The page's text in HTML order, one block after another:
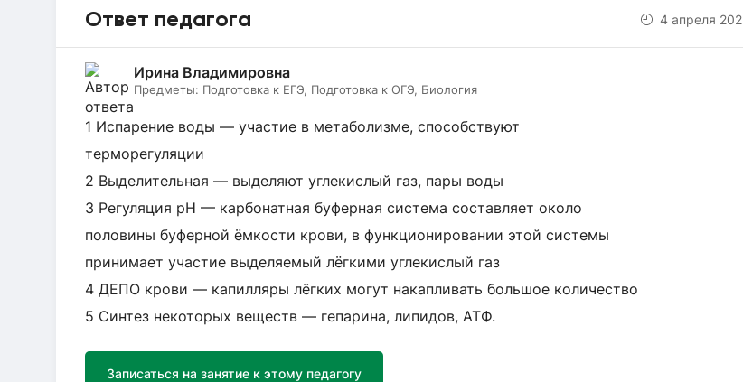
Ответ педагога 4 апреля
Ирина Владимировна
Предметы: Подготовка к ЕГЭ, Подготовка к ОГЭ, Биология
1 Испарение воды — участие в метаболизме, способствуют
терморегуляции
2 Выделительная — выделяют углекислый газ, пары воды
3 Регуляция pH — карбонатная буферная система составляет около
половины буферной ёмкости крови, в функционировании этой системы
принимает участие выделяемый лёгкими углекислый газ
4 ДЕПО крови — капилляры лёгких могут накапливать большое количество
5 Синтез некоторых веществ — гепарина, липидов, АТФ.
Записаться на занятие к этому педагогу